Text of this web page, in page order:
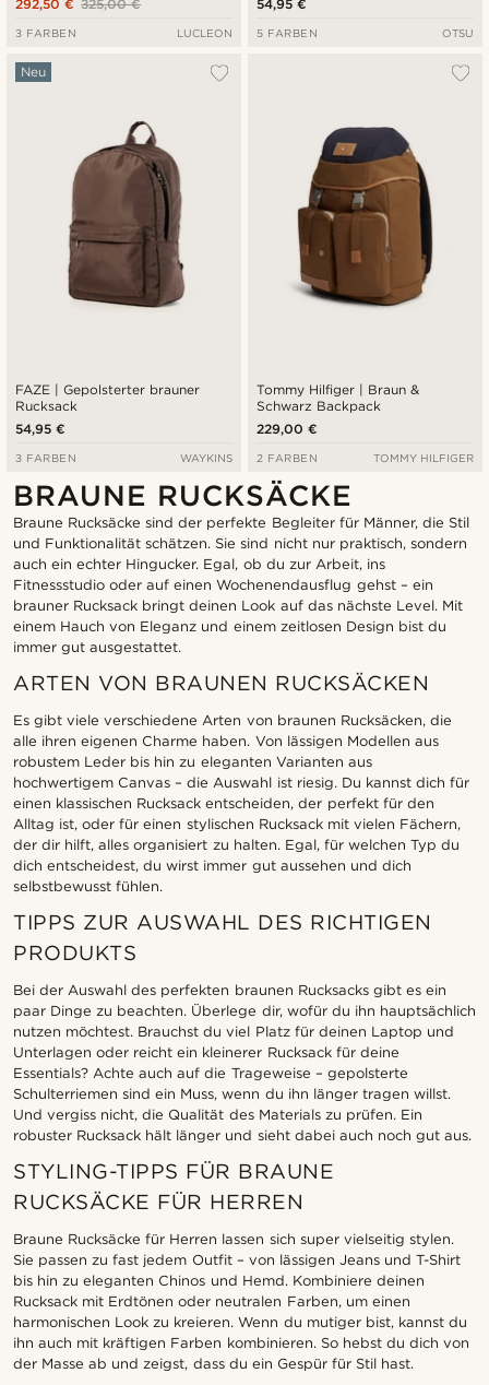
325,00 €
292,50 €
3 FARBEN LUCLEON
54,95 €
5 FARBEN OTSU
FAZE | Gepolsterter brauner
Rucksack
Neu
54,95 €
3 FARBEN WAYKINS
Tommy Hilfiger | Braun &
Schwarz Backpack
229,00 €
2 FARBEN TOMMY HILFIGER
BRAUNE RUCKSÄCKE
Braune Rucksäcke sind der perfekte Begleiter für Männer, die Stil
und Funktionalität schätzen. Sie sind nicht nur praktisch, sondern
auch ein echter Hingucker. Egal, ob du zur Arbeit, ins
Fitnessstudio oder auf einen Wochenendausflug gehst – ein
brauner Rucksack bringt deinen Look auf das nächste Level. Mit
einem Hauch von Eleganz und einem zeitlosen Design bist du
immer gut ausgestattet.
ARTEN VON BRAUNEN RUCKSÄCKEN
Es gibt viele verschiedene Arten von braunen Rucksäcken, die
alle ihren eigenen Charme haben. Von lässigen Modellen aus
robustem Leder bis hin zu eleganten Varianten aus
hochwertigem Canvas – die Auswahl ist riesig. Du kannst dich für
einen klassischen Rucksack entscheiden, der perfekt für den
Alltag ist, oder für einen stylischen Rucksack mit vielen Fächern,
der dir hilft, alles organisiert zu halten. Egal, für welchen Typ du
dich entscheidest, du wirst immer gut aussehen und dich
selbstbewusst fühlen.
TIPPS ZUR AUSWAHL DES RICHTIGEN
PRODUKTS
Bei der Auswahl des perfekten braunen Rucksacks gibt es ein
paar Dinge zu beachten. Überlege dir, wofür du ihn hauptsächlich
nutzen möchtest. Brauchst du viel Platz für deinen Laptop und
Unterlagen oder reicht ein kleinerer Rucksack für deine
Essentials? Achte auch auf die Trageweise – gepolsterte
Schulterriemen sind ein Muss, wenn du ihn länger tragen willst.
Und vergiss nicht, die Qualität des Materials zu prüfen. Ein
robuster Rucksack hält länger und sieht dabei auch noch gut aus.
STYLING-TIPPS FÜR BRAUNE
RUCKSÄCKE FÜR HERREN
Braune Rucksäcke für Herren lassen sich super vielseitig stylen.
Sie passen zu fast jedem Outfit – von lässigen Jeans und T-Shirt
bis hin zu eleganten Chinos und Hemd. Kombiniere deinen
Rucksack mit Erdtönen oder neutralen Farben, um einen
harmonischen Look zu kreieren. Wenn du mutiger bist, kannst du
ihn auch mit kräftigen Farben kombinieren. So hebst du dich von
der Masse ab und zeigst, dass du ein Gespür für Stil hast.